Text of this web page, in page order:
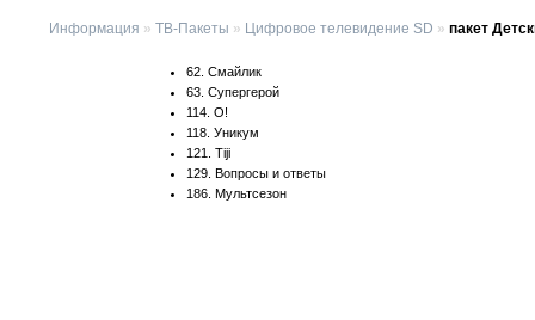
Информация » ТВ-Пакеты » Цифровое телевидение SD » пакет
62. Смайлик
63. Супергерой
114. О!
118. Уникум
121. Tiji
129. Вопросы и ответы
186. Мультсезон